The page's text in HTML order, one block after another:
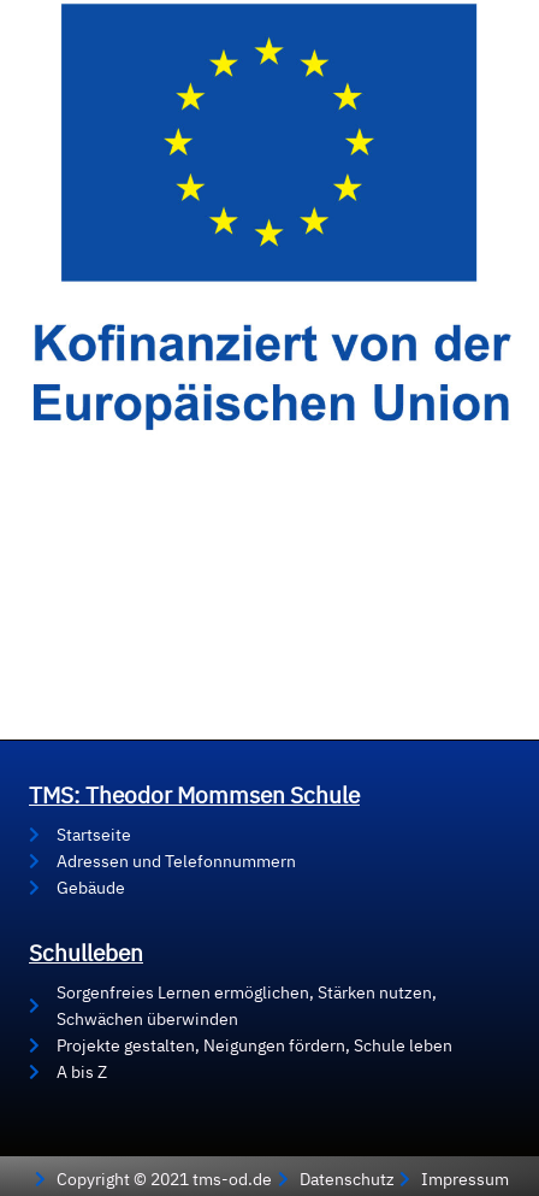
TMS: Theodor Mommsen Schule
Startseite
Adressen und Telefonnummern
Gebäude
Schulleben
Sorgenfreies Lernen ermöglichen, Stärken nutzen,
Schwächen überwinden
Projekte gestalten, Neigungen fördern, Schule leben
A bis Z
Copyright © 2021 tms-od.de Datenschutz Impressum